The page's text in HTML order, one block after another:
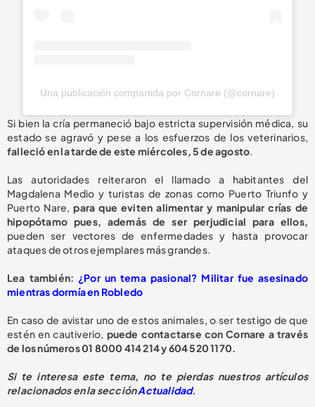
Una publicación compartida por Cornare (@cornare)
Si bien la cría permaneció bajo estricta supervisión médica, su
estado se agravó y pese a los esfuerzos de los veterinarios,
falleció en la tarde de este miércoles, 5 de agosto.
Las autoridades reiteraron el llamado a habitantes del
Magdalena Medio y turistas de zonas como Puerto Triunfo y
Puerto Nare, para que eviten alimentar y manipular crías de
hipopótamo pues, además de ser perjudicial para ellos,
pueden ser vectores de enfermedades y hasta provocar
ataques de otros ejemplares más grandes.
Lea también: ¿Por un tema pasional? Militar fue asesinado
mientras dormía en Robledo
En caso de avistar uno de estos animales, o ser testigo de que
estén en cautiverio, puede contactarse con Cornare a través
de los números 01 8000 414 214 y 604 520 1170.
Si te interesa este tema, no te pierdas nuestros artículos
relacionados en la secciónActualidad.